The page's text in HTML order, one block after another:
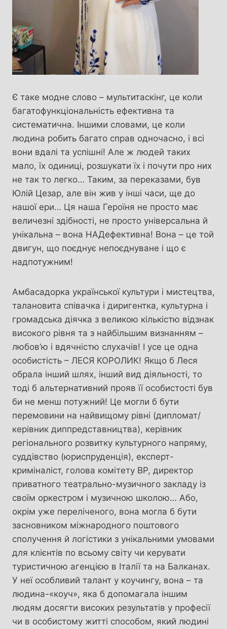
Є таке модне слово – мультитаскінг, це коли
багатофункціональність ефективна та
систематична. Іншими словами, це коли
людина робить багато справ одночасно, і всі
вони вдалі та успішні! Але ж людей таких
мало, їх одиниці, розшукати їх і почути про них
не так то легко… Таким, за переказами, був
Юлій Цезар, але він жив у інші часи, ще до
нашої ери… Ця наша Героїня не просто має
величезні здібності, не просто універсальна й
унікальна – вона НАДефективна! Вона – це той
двигун, що поєднує непоєднуване і що є
надпотужним!
Амбасадорка української культури і мистецтва,
талановита співачка і диригентка, культурна і
громадська діячка з великою кількістю відзнак
високого рівня та з найбільшим визнанням –
любов’ю і вдячністю слухачів! І усе це одна
особистість – ЛЕСЯ КОРОЛИК! Якщо б Леся
обрала інший шлях, інший вид діяльності, то
тоді б альтернативний прояв її особистості був
би не менш потужний! Це могли б бути
перемовини на найвищому рівні (дипломат/
керівник диппредставництва), керівник
регіонального розвитку культурного напряму,
суддівство (юриспруденція), експерт-
криміналіст, голова комітету ВР, директор
приватного театрально-музичного закладу із
своїм оркестром і музичною школою… Або,
окрім уже переліченого, вона могла б бути
засновником міжнародного поштового
сполучення й логістики з унікальними умовами
для клієнтів по всьому світу чи керувати
туристичною агенцією в Італії та на Балканах.
У неї особливий талант у коучингу, вона – та
людина-«коуч», яка б допомагала іншим
людям досягти високих результатів у професії
чи в особистому житті способом, який людині